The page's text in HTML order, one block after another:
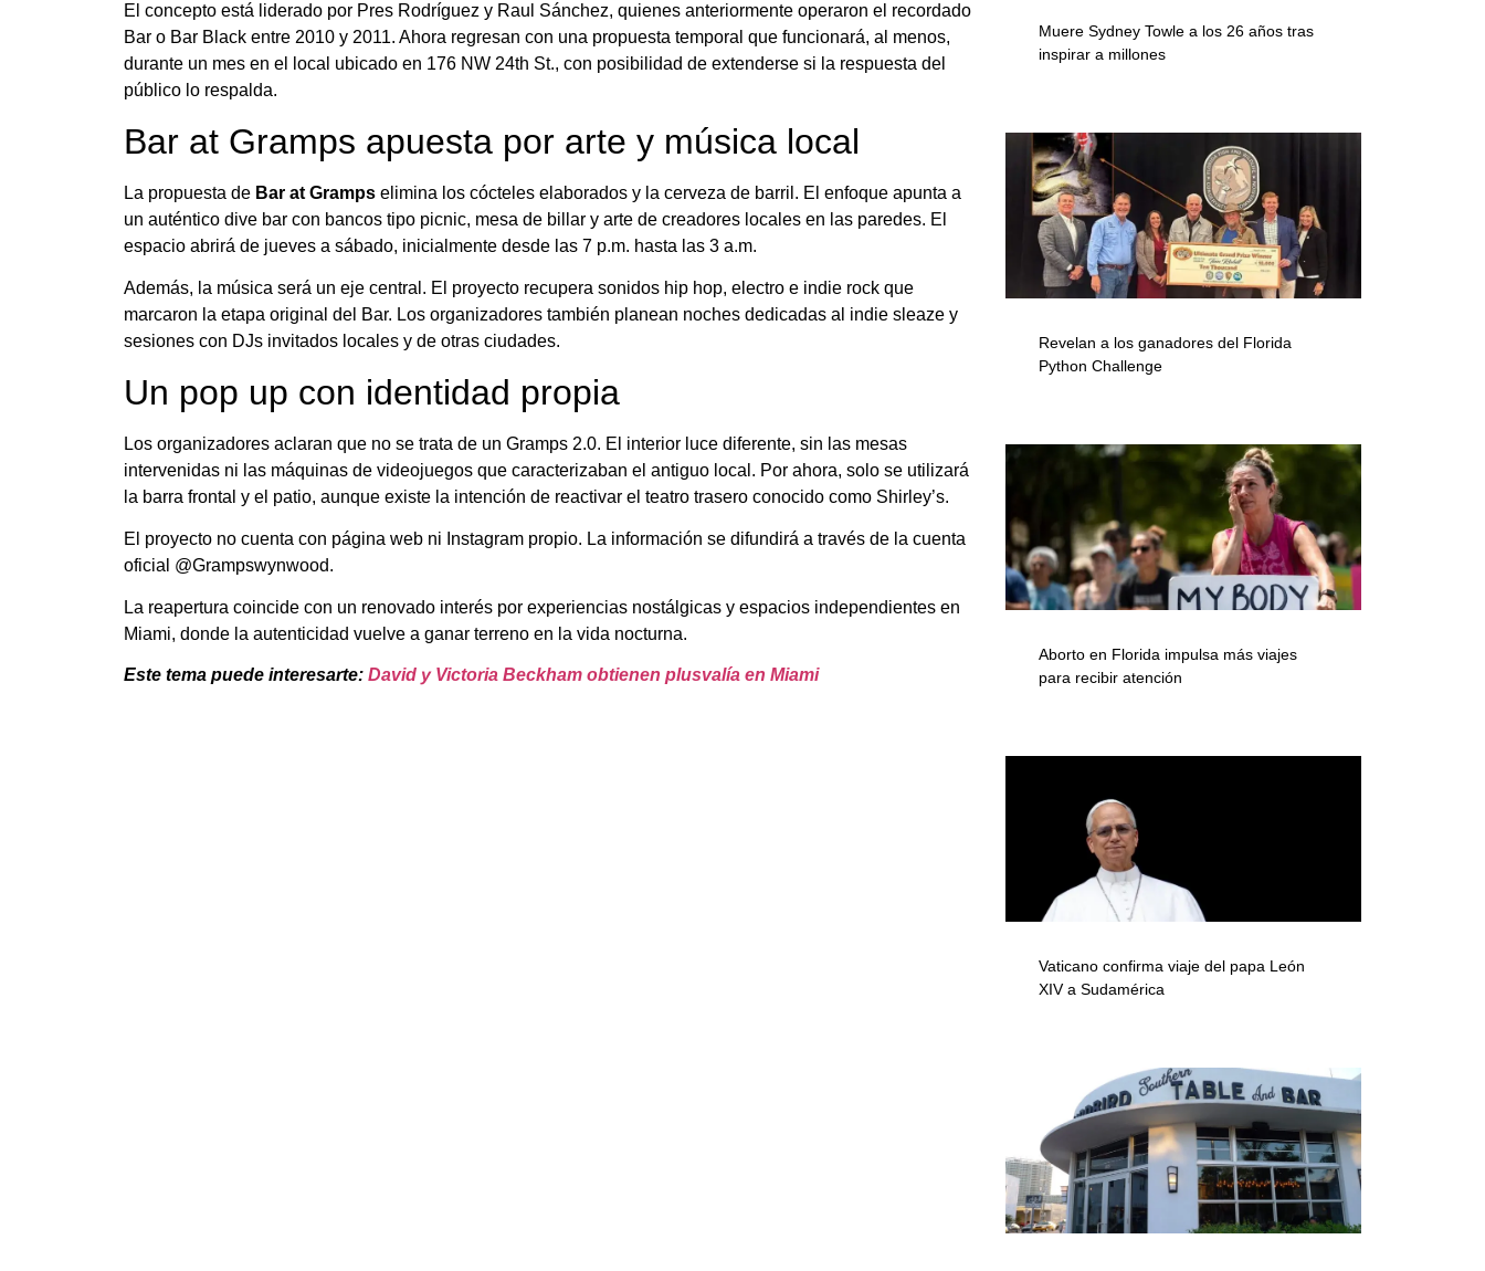
El concepto está liderado por Pres Rodríguez y Raul Sánchez, quienes anteriormente operaron el recordado
Bar o Bar Black entre 2010 y 2011. Ahora regresan con una propuesta temporal que funcionará, al menos,
durante un mes en el local ubicado en 176 NW 24th St., con posibilidad de extenderse si la respuesta del
público lo respalda.
Bar at Gramps apuesta por arte y música local
La propuesta de Bar at Gramps elimina los cócteles elaborados y la cerveza de barril. El enfoque apunta a
un auténtico dive bar con bancos tipo picnic, mesa de billar y arte de creadores locales en las paredes. El
espacio abrirá de jueves a sábado, inicialmente desde las 7 p.m. hasta las 3 a.m.
Además, la música será un eje central. El proyecto recupera sonidos hip hop, electro e indie rock que
marcaron la etapa original del Bar. Los organizadores también planean noches dedicadas al indie sleaze y
sesiones con DJs invitados locales y de otras ciudades.
Un pop up con identidad propia
Los organizadores aclaran que no se trata de un Gramps 2.0. El interior luce diferente, sin las mesas
intervenidas ni las máquinas de videojuegos que caracterizaban el antiguo local. Por ahora, solo se utilizará
la barra frontal y el patio, aunque existe la intención de reactivar el teatro trasero conocido como Shirley’s.
El proyecto no cuenta con página web ni Instagram propio. La información se difundirá a través de la cuenta
oficial @Grampswynwood.
La reapertura coincide con un renovado interés por experiencias nostálgicas y espacios independientes en
Miami, donde la autenticidad vuelve a ganar terreno en la vida nocturna.
Este tema puede interesarte: David y Victoria Beckham obtienen plusvalía en Miami
Muere Sydney Towle a los 26 años tras
inspirar a millones
Revelan a los ganadores del Florida
Python Challenge
Aborto en Florida impulsa más viajes
para recibir atención
Vaticano confirma viaje del papa León
XIV a Sudamérica